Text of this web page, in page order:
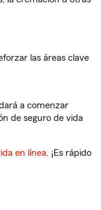
las áreas clave
a comenzar
de seguro de vida
en línea. ¡Es rápido